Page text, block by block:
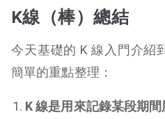
K線（棒）總結
今天基礎的 K 線入門介紹
簡單的重點整理：
K 線是用來記錄某段期